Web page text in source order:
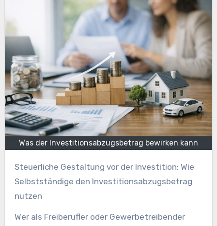
Was der Investitionsabzugsbetrag bewirken kann
Steuerliche Gestaltung vor der Investition: Wie
Selbstständige den Investitionsabzugsbetrag
nutzen
Wer als Freiberufler oder Gewerbetreibender